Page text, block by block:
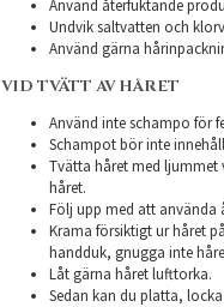
Använd återfuktande
Undvik saltvatten och
Använd gärna
VID TVÄTT AV HÅRET
Använd inte schampo för
Schampot bör inte
Tvätta håret med ljummet
håret.
Följ upp med att använda
Krama försiktigt ur håret
handduk, gnugga inte
Låt gärna håret lufttorka.
Sedan kan du platta,